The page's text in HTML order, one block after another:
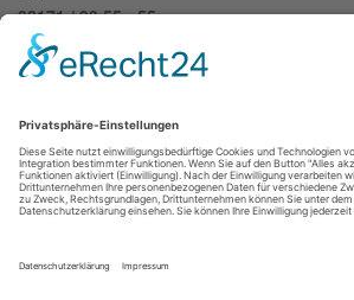
02171 / 90 55 - 55
André Hötzerist Ihr Ansprechpartner wenn
Mit mehrals 20 Jahren Erfahrung in der
im Bauträgerbereich, wurden bereits viele
Hötzer betreut.
rund um die Finanzierung zur Verfügung.